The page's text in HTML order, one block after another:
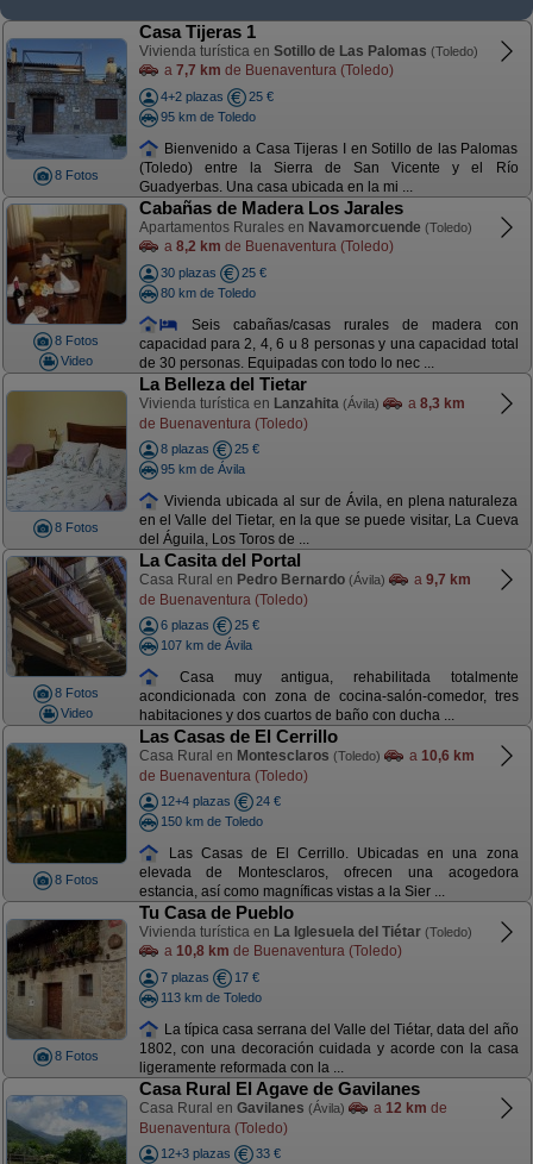
8 Fotos
Casa Tijeras 1
Vivienda turística en Sotillo de Las Palomas (Toledo)
a 7,7 km de Buenaventura (Toledo)
4+2 plazas
25 €
95 km de Toledo
Bienvenido a Casa Tijeras I en Sotillo de las Palomas
(Toledo) entre la Sierra de San Vicente y el Río
Guadyerbas. Una casa ubicada en la mi ...
8 Fotos
Video
Cabañas de Madera Los Jarales
Apartamentos Rurales en Navamorcuende (Toledo)
a 8,2 km de Buenaventura (Toledo)
30 plazas
25 €
80 km de Toledo
Seis cabañas/casas rurales de madera con
capacidad para 2, 4, 6 u 8 personas y una capacidad total
de 30 personas. Equipadas con todo lo nec ...
8 Fotos
La Belleza del Tietar
Vivienda turística en Lanzahita (Ávila) a 8,3 km
de Buenaventura (Toledo)
8 plazas
25 €
95 km de Ávila
Vivienda ubicada al sur de Ávila, en plena naturaleza
en el Valle del Tietar, en la que se puede visitar, La Cueva
del Águila, Los Toros de ...
8 Fotos
Video
La Casita del Portal
Casa Rural en Pedro Bernardo (Ávila) a 9,7 km
de Buenaventura (Toledo)
6 plazas
25 €
107 km de Ávila
Casa muy antigua, rehabilitada totalmente
acondicionada con zona de cocina-salón-comedor, tres
habitaciones y dos cuartos de baño con ducha ...
8 Fotos
Las Casas de El Cerrillo
Casa Rural en Montesclaros (Toledo) a 10,6 km
de Buenaventura (Toledo)
12+4 plazas
24 €
150 km de Toledo
Las Casas de El Cerrillo. Ubicadas en una zona
elevada de Montesclaros, ofrecen una acogedora
estancia, así como magníficas vistas a la Sier ...
8 Fotos
Tu Casa de Pueblo
Vivienda turística en La Iglesuela del Tiétar (Toledo)
a 10,8 km de Buenaventura (Toledo)
7 plazas
17 €
113 km de Toledo
La típica casa serrana del Valle del Tiétar, data del año
1802, con una decoración cuidada y acorde con la casa
ligeramente reformada con la ...
Casa Rural El Agave de Gavilanes
Casa Rural en Gavilanes (Ávila) a 12 km de
Buenaventura (Toledo)
12+3 plazas
33 €